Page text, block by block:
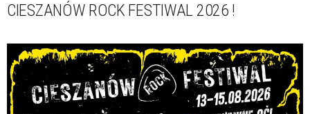
CIESZANÓW ROCK FESTIWAL 2026 !